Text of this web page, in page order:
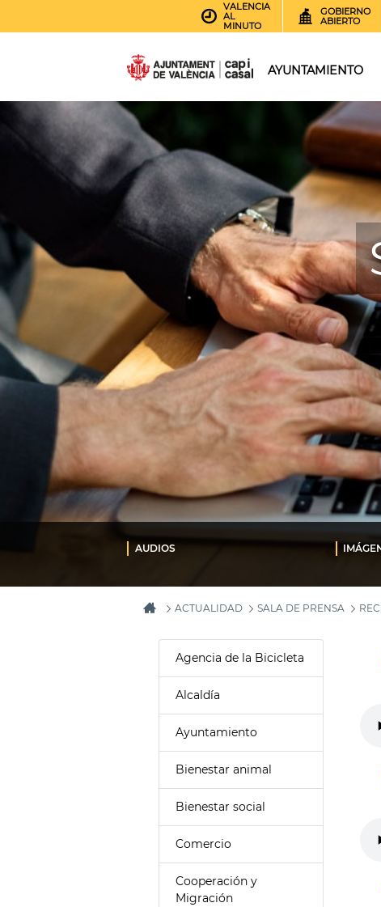
VALENCIA
AL
MINUTO
GOBIERNO
ABIERTO
AYUNTAMIENTO
AUDIOS
ACTUALIDAD SALA DE PRENSA
Agencia de la Bicicleta
Alcaldía
Ayuntamiento
Bienestar animal
Bienestar social
Comercio
Cooperación y
Migración